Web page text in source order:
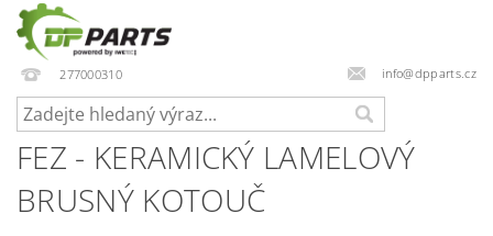
277000310 info@dpparts.cz
FEZ - KERAMICKÝ LAMELOVÝ
BRUSNÝ KOTOUČ